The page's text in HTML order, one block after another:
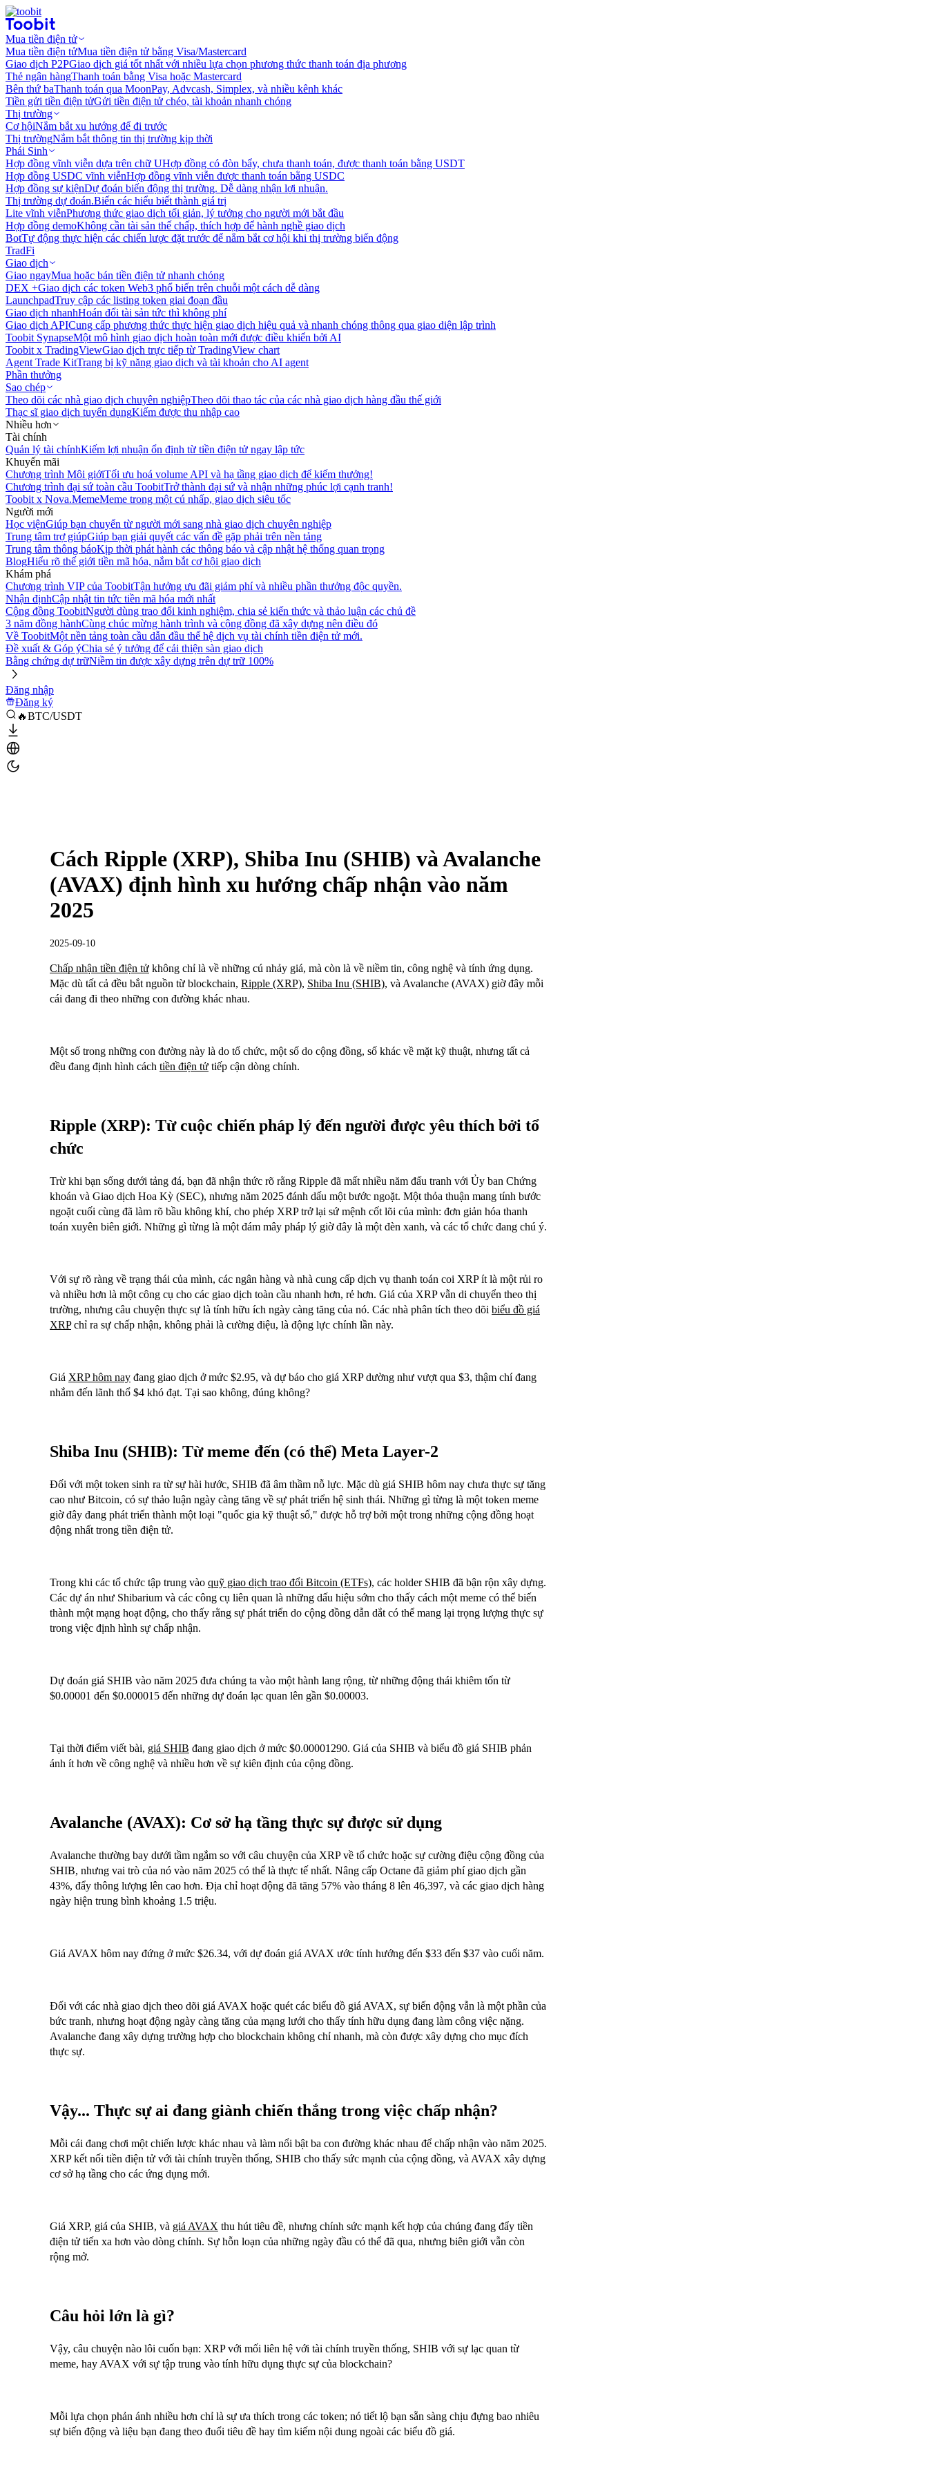
Mua tiền điện tử
Mua tiền điện tửMua tiền điện tử bằng Visa/Mastercard
Giao dịch P2PGiao dịch giá tốt nhất với nhiều lựa chọn phương thức thanh toán địa phương
Thẻ ngân hàngThanh toán bằng Visa hoặc Mastercard
Bên thứ baThanh toán qua MoonPay, Advcash, Simplex, và nhiều kênh khác
Tiền gửi tiền điện tửGửi tiền điện tử chéo, tài khoản nhanh chóng
Thị trường
Cơ hộiNắm bắt xu hướng để đi trước
Thị trườngNắm bắt thông tin thị trường kịp thời
Phái Sinh
Hợp đồng vĩnh viễn dựa trên chữ UHợp đồng có đòn bẩy, chưa thanh toán, được thanh toán bằng USDT
Hợp đồng USDC vĩnh viễnHợp đồng vĩnh viễn được thanh toán bằng USDC
Hợp đồng sự kiệnDự đoán biến động thị trường. Dễ dàng nhận lợi nhuận.
Thị trường dự đoán.Biến các hiểu biết thành giá trị
Lite vĩnh viễnPhương thức giao dịch tối giản, lý tưởng cho người mới bắt đầu
Hợp đồng demoKhông cần tài sản thế chấp, thích hợp để hành nghề giao dịch
BotTự động thực hiện các chiến lược đặt trước để nắm bắt cơ hội khi thị trường biến động
TradFi
Giao dịch
Giao ngayMua hoặc bán tiền điện tử nhanh chóng
DEX +Giao dịch các token Web3 phổ biến trên chuỗi một cách dễ dàng
LaunchpadTruy cập các listing token giai đoạn đầu
Giao dịch nhanhHoán đổi tài sản tức thì không phí
Giao dịch APICung cấp phương thức thực hiện giao dịch hiệu quả và nhanh chóng thông qua giao diện lập trình
Toobit SynapseMột mô hình giao dịch hoàn toàn mới được điều khiển bởi AI
Toobit x TradingViewGiao dịch trực tiếp từ TradingView chart
Agent Trade KitTrang bị kỹ năng giao dịch và tài khoản cho AI agent
Phần thưởng
Sao chép
Theo dõi các nhà giao dịch chuyên nghiệpTheo dõi thao tác của các nhà giao dịch hàng đầu thế giới
Thạc sĩ giao dịch tuyển dụngKiếm được thu nhập cao
Nhiều hơn
Tài chính
Quản lý tài chínhKiếm lợi nhuận ổn định từ tiền điện tử ngay lập tức
Khuyến mãi
Chương trình Môi giớiTối ưu hoá volume API và hạ tầng giao dịch để kiếm thưởng!
Chương trình đại sứ toàn cầu ToobitTrở thành đại sứ và nhận những phúc lợi cạnh tranh!
Toobit x Nova.MemeMeme trong một cú nhấp, giao dịch siêu tốc
Người mới
Học việnGiúp bạn chuyển từ người mới sang nhà giao dịch chuyên nghiệp
Trung tâm trợ giúpGiúp bạn giải quyết các vấn đề gặp phải trên nền tảng
Trung tâm thông báoKịp thời phát hành các thông báo và cập nhật hệ thống quan trọng
BlogHiểu rõ thế giới tiền mã hóa, nắm bắt cơ hội giao dịch
Khám phá
Chương trình VIP của ToobitTận hưởng ưu đãi giảm phí và nhiều phần thưởng độc quyền.
Nhận địnhCập nhật tin tức tiền mã hóa mới nhất
Cộng đồng ToobitNgười dùng trao đổi kinh nghiệm, chia sẻ kiến thức và thảo luận các chủ đề
3 năm đồng hànhCùng chúc mừng hành trình và cộng đồng đã xây dựng nên điều đó
Về ToobitMột nền tảng toàn cầu dẫn đầu thế hệ dịch vụ tài chính tiền điện tử mới.
Đề xuất & Góp ýChia sẻ ý tưởng để cải thiện sàn giao dịch
Bằng chứng dự trữNiềm tin được xây dựng trên dự trữ 100%
Đăng nhập
Đăng ký
🔥BTC/USDT
Cách Ripple (XRP), Shiba Inu (SHIB) và Avalanche
(AVAX) định hình xu hướng chấp nhận vào năm
2025
2025-09-10
Chấp nhận tiền điện tử không chỉ là về những cú nhảy giá, mà còn là về niềm tin, công nghệ và tính ứng dụng.
Mặc dù tất cả đều bắt nguồn từ blockchain, Ripple (XRP), Shiba Inu (SHIB), và Avalanche (AVAX) giờ đây mỗi
cái đang đi theo những con đường khác nhau.
Một số trong những con đường này là do tổ chức, một số do cộng đồng, số khác về mặt kỹ thuật, nhưng tất cả
đều đang định hình cách tiền điện tử tiếp cận dòng chính.
Ripple (XRP): Từ cuộc chiến pháp lý đến người được yêu thích bởi tổ
chức
Trừ khi bạn sống dưới tảng đá, bạn đã nhận thức rõ rằng Ripple đã mất nhiều năm đấu tranh với Ủy ban Chứng
khoán và Giao dịch Hoa Kỳ (SEC), nhưng năm 2025 đánh dấu một bước ngoặt. Một thỏa thuận mang tính bước
ngoặt cuối cùng đã làm rõ bầu không khí, cho phép XRP trở lại sứ mệnh cốt lõi của mình: đơn giản hóa thanh
toán xuyên biên giới. Những gì từng là một đám mây pháp lý giờ đây là một đèn xanh, và các tổ chức đang chú ý.
Với sự rõ ràng về trạng thái của mình, các ngân hàng và nhà cung cấp dịch vụ thanh toán coi XRP ít là một rủi ro
và nhiều hơn là một công cụ cho các giao dịch toàn cầu nhanh hơn, rẻ hơn. Giá của XRP vẫn di chuyển theo thị
trường, nhưng câu chuyện thực sự là tính hữu ích ngày càng tăng của nó. Các nhà phân tích theo dõi biểu đồ giá
XRPchỉ ra sự chấp nhận, không phải là cường điệu, là động lực chính lần này.
Giá XRP hôm nay đang giao dịch ở mức $2.95, và dự báo cho giá XRP dường như vượt qua $3, thậm chí đang
nhắm đến lãnh thổ $4 khó đạt. Tại sao không, đúng không?
Shiba Inu (SHIB): Từ meme đến (có thể) Meta Layer-2
Đối với một token sinh ra từ sự hài hước, SHIB đã âm thầm nỗ lực. Mặc dù giá SHIB hôm nay chưa thực sự tăng
cao như Bitcoin, có sự thảo luận ngày càng tăng về sự phát triển hệ sinh thái. Những gì từng là một token meme
giờ đây đang phát triển thành một loại "quốc gia kỹ thuật số," được hỗ trợ bởi một trong những cộng đồng hoạt
động nhất trong tiền điện tử.
Trong khi các tổ chức tập trung vào quỹ giao dịch trao đổi Bitcoin (ETFs), các holder SHIB đã bận rộn xây dựng.
Các dự án như Shibarium và các công cụ liên quan là những dấu hiệu sớm cho thấy cách một meme có thể biến
thành một mạng hoạt động, cho thấy rằng sự phát triển do cộng đồng dẫn dắt có thể mang lại trọng lượng thực sự
trong việc định hình sự chấp nhận.
Dự đoán giá SHIB vào năm 2025 đưa chúng ta vào một hành lang rộng, từ những động thái khiêm tốn từ
$0.00001 đến $0.000015 đến những dự đoán lạc quan lên gần $0.00003.
Tại thời điểm viết bài, giá SHIB đang giao dịch ở mức $0.00001290. Giá của SHIB và biểu đồ giá SHIB phản
ánh ít hơn về công nghệ và nhiều hơn về sự kiên định của cộng đồng.
Avalanche (AVAX): Cơ sở hạ tầng thực sự được sử dụng
Avalanche thường bay dưới tầm ngắm so với câu chuyện của XRP về tổ chức hoặc sự cường điệu cộng đồng của
SHIB, nhưng vai trò của nó vào năm 2025 có thể là thực tế nhất. Nâng cấp Octane đã giảm phí giao dịch gần
43%, đẩy thông lượng lên cao hơn. Địa chỉ hoạt động đã tăng 57% vào tháng 8 lên 46,397, và các giao dịch hàng
ngày hiện trung bình khoảng 1.5 triệu.
Giá AVAX hôm nay đứng ở mức $26.34, với dự đoán giá AVAX ước tính hướng đến $33 đến $37 vào cuối năm.
Đối với các nhà giao dịch theo dõi giá AVAX hoặc quét các biểu đồ giá AVAX, sự biến động vẫn là một phần của
bức tranh, nhưng hoạt động ngày càng tăng của mạng lưới cho thấy tính hữu dụng đang làm công việc nặng.
Avalanche đang xây dựng trường hợp cho blockchain không chỉ nhanh, mà còn được xây dựng cho mục đích
thực sự.
Vậy... Thực sự ai đang giành chiến thắng trong việc chấp nhận?
Mỗi cái đang chơi một chiến lược khác nhau và làm nổi bật ba con đường khác nhau để chấp nhận vào năm 2025.
XRP kết nối tiền điện tử với tài chính truyền thống, SHIB cho thấy sức mạnh của cộng đồng, và AVAX xây dựng
cơ sở hạ tầng cho các ứng dụng mới.
Giá XRP, giá của SHIB, và giá AVAX thu hút tiêu đề, nhưng chính sức mạnh kết hợp của chúng đang đẩy tiền
điện tử tiến xa hơn vào dòng chính. Sự hỗn loạn của những ngày đầu có thể đã qua, nhưng biên giới vẫn còn
rộng mở.
Câu hỏi lớn là gì?
Vậy, câu chuyện nào lôi cuốn bạn: XRP với mối liên hệ với tài chính truyền thống, SHIB với sự lạc quan từ
meme, hay AVAX với sự tập trung vào tính hữu dụng thực sự của blockchain?
Mỗi lựa chọn phản ánh nhiều hơn chỉ là sự ưa thích trong các token; nó tiết lộ bạn sẵn sàng chịu đựng bao nhiêu
sự biến động và liệu bạn đang theo đuổi tiêu đề hay tìm kiếm nội dung ngoài các biểu đồ giá.